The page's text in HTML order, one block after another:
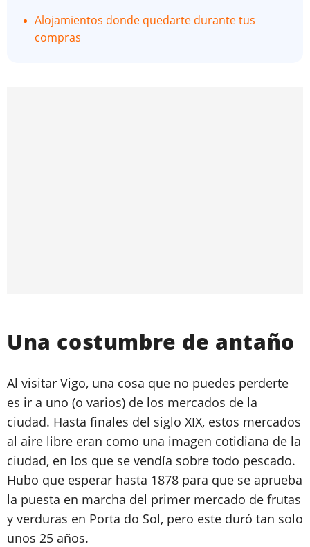
Alojamientos donde quedarte durante tus
compras
Una costumbre de antaño
Al visitar Vigo, una cosa que no puedes perderte
es ir a uno (o varios) de los mercados de la
ciudad. Hasta finales del siglo XIX, estos mercados
al aire libre eran como una imagen cotidiana de la
ciudad, en los que se vendía sobre todo pescado.
Hubo que esperar hasta 1878 para que se aprueba
la puesta en marcha del primer mercado de frutas
y verduras en Porta do Sol, pero este duró tan solo
unos 25 años.